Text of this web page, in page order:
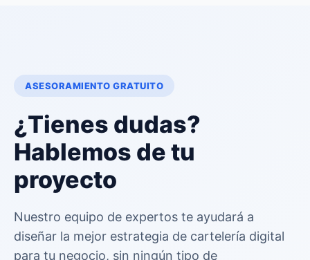
ASESORAMIENTO GRATUITO
¿Tienes dudas?
Hablemos de tu
proyecto
Nuestro equipo de expertos te ayudará a
diseñar la mejor estrategia de cartelería digital
para tu negocio, sin ningún tipo de